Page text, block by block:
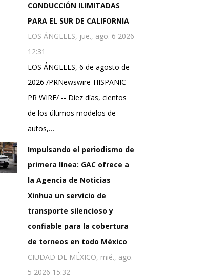
CONDUCCIÓN ILIMITADAS
PARA EL SUR DE CALIFORNIA
LOS ÁNGELES, jue., ago. 6 2026
12:31
LOS ÁNGELES, 6 de agosto de
2026 /PRNewswire-HISPANIC
PR WIRE/ -- Diez días, cientos
de los últimos modelos de
autos,…
Impulsando el periodismo de
primera línea: GAC ofrece a
la Agencia de Noticias
Xinhua un servicio de
transporte silencioso y
confiable para la cobertura
de torneos en todo México
CIUDAD DE MÉXICO, mié., ago.
5 2026 15:32